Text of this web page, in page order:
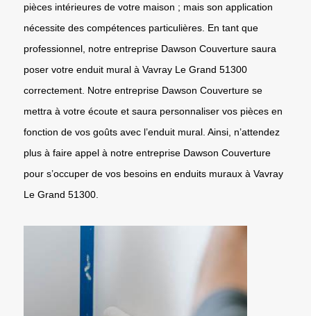
pièces intérieures de votre maison ; mais son application
nécessite des compétences particulières. En tant que
professionnel, notre entreprise Dawson Couverture saura
poser votre enduit mural à Vavray Le Grand 51300
correctement. Notre entreprise Dawson Couverture se
mettra à votre écoute et saura personnaliser vos pièces en
fonction de vos goûts avec l’enduit mural. Ainsi, n’attendez
plus à faire appel à notre entreprise Dawson Couverture
pour s’occuper de vos besoins en enduits muraux à Vavray
Le Grand 51300.